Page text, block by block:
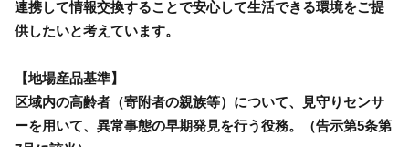
連携して情報交換することで安心して生活できる環境をご提
供したいと考えています。
【地場産品基準】
区域内の高齢者（寄附者の親族等）について、見守りセンサ
ーを用いて、異常事態の早期発見を行う役務。（告示第5条第